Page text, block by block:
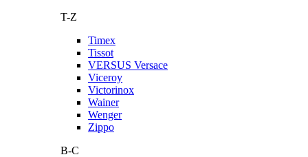
T-Z
Timex
Tissot
VERSUS Versace
Viceroy
Victorinox
Wainer
Wenger
Zippo
В-С